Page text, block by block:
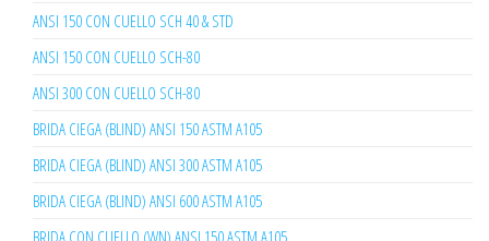
ANSI 150 CON CUELLO SCH 40 & STD
ANSI 150 CON CUELLO SCH-80
ANSI 300 CON CUELLO SCH-80
BRIDA CIEGA (BLIND) ANSI 150 ASTM A105
BRIDA CIEGA (BLIND) ANSI 300 ASTM A105
BRIDA CIEGA (BLIND) ANSI 600 ASTM A105